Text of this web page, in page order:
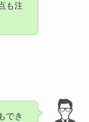
も注
でき